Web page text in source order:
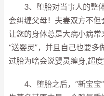
3、堕胎对当事人的整体
会纠缠父母！夫妻双方不
让您的身体总是大病小病常
“送婴灵”，并且自己也要
过胎为啥会说婴灵缠身,超
4、堕胎之后，“新宝宝”